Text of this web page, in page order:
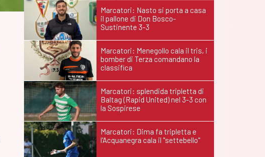
Marcatori: Nasto si porta a casa
il pallone di Don Bosco-
Sustinente 3-3
Marcatori: Menegollo cala il tris, i
bomber di Terza comandano la
classifica
Marcatori: splendida tripletta di
Baltag (Rapid United) nel 3-3 con
la Sospirese
Marcatori: Dima fa tripletta e
l'Acquanegra cala il "settebello"